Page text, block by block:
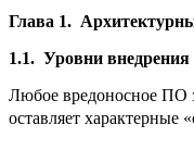
Глава 1.
1.1. Уровни внедрения
Любое вредоносное ПО
оставляет